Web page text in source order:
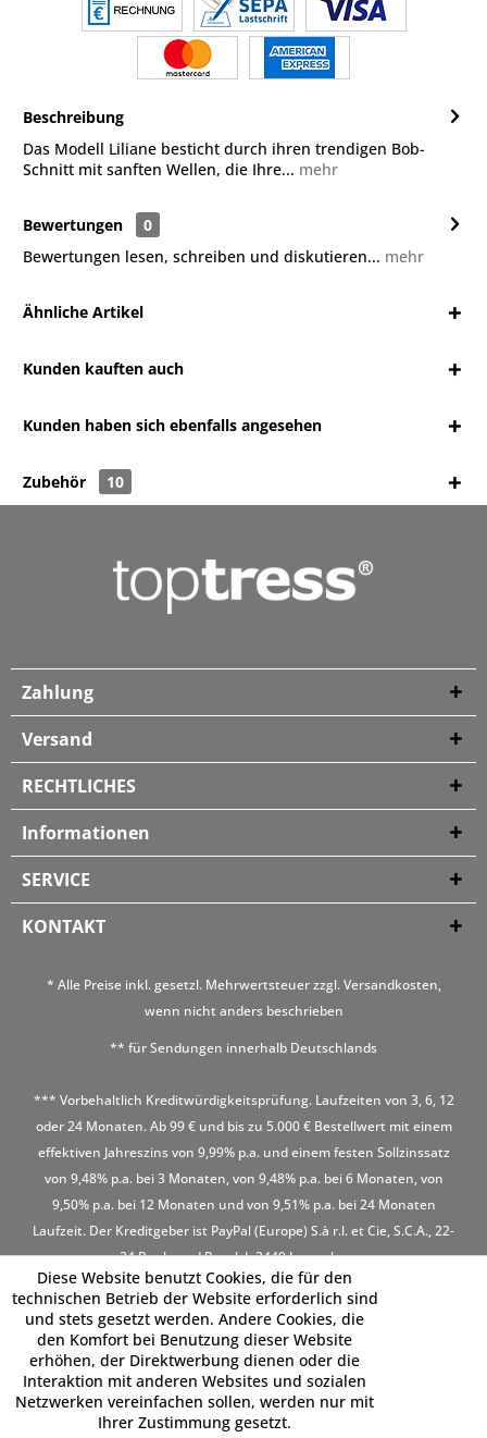
Beschreibung
Das Modell Liliane besticht durch ihren trendigen Bob-
Schnitt mit sanften Wellen, die Ihre... mehr
Bewertungen
0
Bewertungen lesen, schreiben und diskutieren... mehr
Ähnliche Artikel
Kunden kauften auch
Kunden haben sich ebenfalls angesehen
Zubehör 10
Zahlung
Versand
RECHTLICHES
Informationen
SERVICE
KONTAKT
* Alle Preise inkl. gesetzl. Mehrwertsteuer zzgl.Versandkosten,
wenn nicht anders beschrieben
** für Sendungen innerhalb Deutschlands
*** Vorbehaltlich Kreditwürdigkeitsprüfung. Laufzeiten von 3, 6, 12
oder 24 Monaten. Ab 99 € und bis zu 5.000 € Bestellwert mit einem
effektiven Jahreszins von 9,99% p.a. und einem festen Sollzinssatz
von 9,48% p.a. bei 3 Monaten, von 9,48% p.a. bei 6 Monaten, von
9,50% p.a. bei 12 Monaten und von 9,51% p.a. bei 24 Monaten
Laufzeit. Der Kreditgeber ist PayPal (Europe) S.à r.l. et Cie, S.C.A., 22-
24 Boulevard Royal, L-2449 Luxembourg
Diese Website benutzt Cookies, die für den
technischen Betrieb der Website erforderlich sind
und stets gesetzt werden. Andere Cookies, die
den Komfort bei Benutzung dieser Website
erhöhen, der Direktwerbung dienen oder die
Interaktion mit anderen Websites und sozialen
Netzwerken vereinfachen sollen, werden nur mit
Ihrer Zustimmung gesetzt.